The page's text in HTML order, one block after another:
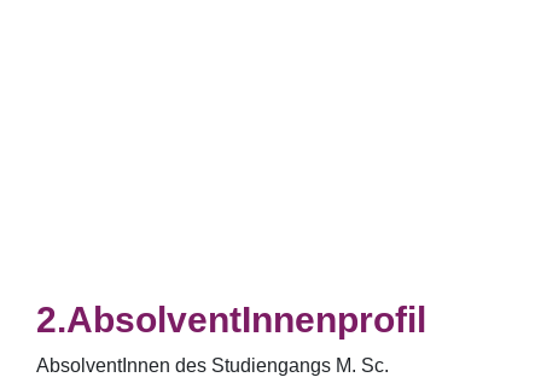
AbsolventInnenprofil
AbsolventInnen des Studiengangs M. Sc.